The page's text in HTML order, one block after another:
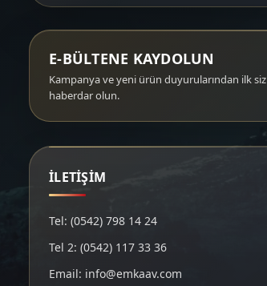
E-BÜLTENE KAYDOLUN
Kampanya ve yeni ürün duyurularından ilk siz
haberdar olun.
İLETİŞİM
Tel: (0542) 798 14 24
Tel 2: (0542) 117 33 36
Email: info@emkaav.com